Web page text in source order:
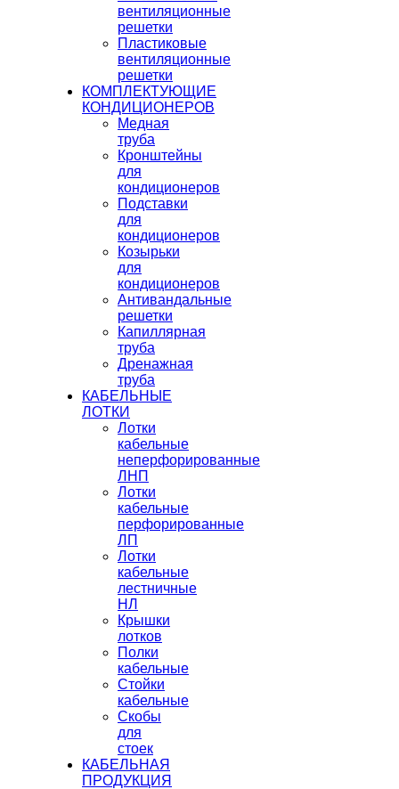
вентиляционные
решетки
Пластиковые
вентиляционные
решетки
КОМПЛЕКТУЮЩИЕ
КОНДИЦИОНЕРОВ
Медная
труба
Кронштейны
для
кондиционеров
Подставки
для
кондиционеров
Козырьки
для
кондиционеров
Антивандальные
решетки
Капиллярная
труба
Дренажная
труба
КАБЕЛЬНЫЕ
ЛОТКИ
Лотки
кабельные
неперфорированные
ЛНП
Лотки
кабельные
перфорированные
ЛП
Лотки
кабельные
лестничные
НЛ
Крышки
лотков
Полки
кабельные
Стойки
кабельные
Скобы
для
стоек
КАБЕЛЬНАЯ
ПРОДУКЦИЯ